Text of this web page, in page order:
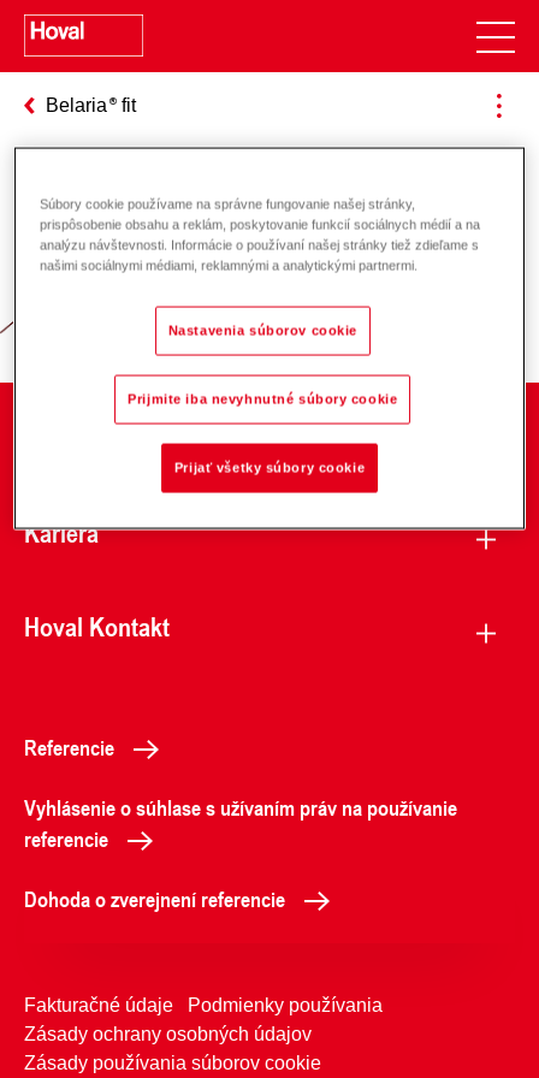
Belaria fit
Zodpovednosť za energiu a životné
prostredie
O spoločnosti
Kariéra
Hoval Kontakt
Referencie
Vyhlásenie o súhlase s užívaním práv na používanie
referencie
Dohoda o zverejnení referencie
Fakturačné údaje
Podmienky používania
Zásady ochrany osobných údajov
Zásady používania súborov cookie
Súbory cookie používame na správne fungovanie našej stránky,
prispôsobenie obsahu a reklám, poskytovanie funkcií sociálnych médií a na
analýzu návštevnosti. Informácie o používaní našej stránky tiež zdieľame s
našimi sociálnymi médiami, reklamnými a analytickými partnermi.
Nastavenia súborov cookie
Prijmite iba nevyhnutné súbory cookie
Prijať všetky súbory cookie